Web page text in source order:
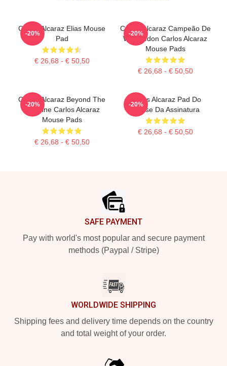
Carlos Alcaraz Elias Mouse
Pad
€ 26,68 - € 50,50
-20%
Carlos Alcaraz Campeão De
Wimbledon Carlos Alcaraz
Mouse Pads
€ 26,68 - € 50,50
-20%
Carlos Alcaraz Beyond The
Baseline Carlos Alcaraz
Mouse Pads
€ 26,68 - € 50,50
-20%
Carlos Alcaraz Pad Do
Mouse Da Assinatura
€ 26,68 - € 50,50
-20%
SAFE PAYMENT
Pay with world's most popular and secure payment
methods (Paypal / Stripe)
WORLDWIDE SHIPPING
Shipping fees and delivery time depends on the country
and total weight of your order.